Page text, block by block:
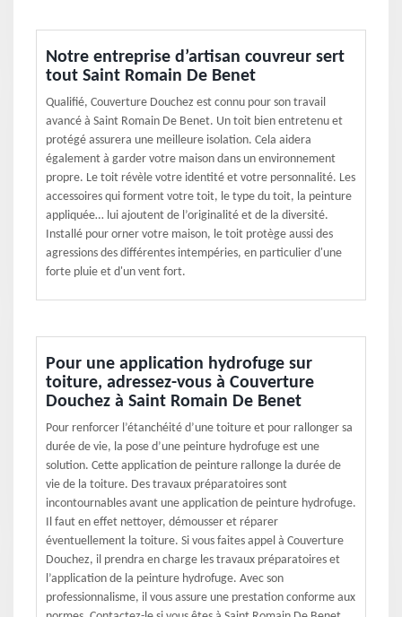
Notre entreprise d’artisan couvreur sert
tout Saint Romain De Benet
Qualifié, Couverture Douchez est connu pour son travail
avancé à Saint Romain De Benet. Un toit bien entretenu et
protégé assurera une meilleure isolation. Cela aidera
également à garder votre maison dans un environnement
propre. Le toit révèle votre identité et votre personnalité. Les
accessoires qui forment votre toit, le type du toit, la peinture
appliquée… lui ajoutent de l’originalité et de la diversité.
Installé pour orner votre maison, le toit protège aussi des
agressions des différentes intempéries, en particulier d'une
forte pluie et d'un vent fort.
Pour une application hydrofuge sur
toiture, adressez-vous à Couverture
Douchez à Saint Romain De Benet
Pour renforcer l’étanchéité d’une toiture et pour rallonger sa
durée de vie, la pose d’une peinture hydrofuge est une
solution. Cette application de peinture rallonge la durée de
vie de la toiture. Des travaux préparatoires sont
incontournables avant une application de peinture hydrofuge.
Il faut en effet nettoyer, démousser et réparer
éventuellement la toiture. Si vous faites appel à Couverture
Douchez, il prendra en charge les travaux préparatoires et
l’application de la peinture hydrofuge. Avec son
professionnalisme, il vous assure une prestation conforme aux